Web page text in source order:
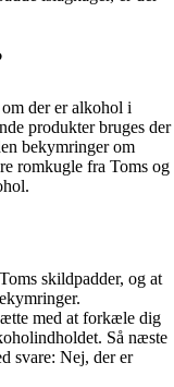
der er alkohol i
produkter bruges der
bekymringer om
romkugle fra Toms og
skildpadder, og at
med at forkæle dig
Så næste
svare: Nej, der er